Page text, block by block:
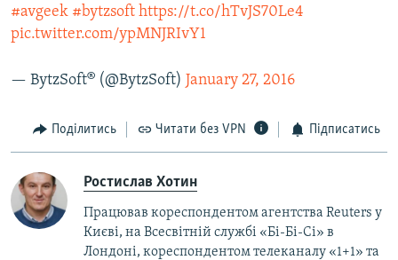
#avgeek #bytzsoft https://t.co/hTvJS70Le4
pic.twitter.com/ypMNJRIvY1
— BytzSoft® (@BytzSoft) January 27, 2016
Поділитись Читати без VPN Підписатись
Ростислав Хотин
Працював кореспондентом агентства Reuters у
Києві, на Всесвітній службі «Бі-Бі-Сі» в
Лондоні, кореспондентом телеканалу «1+1» та